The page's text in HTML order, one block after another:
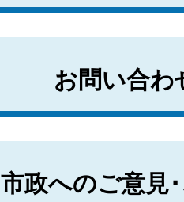
お問い合わ
市政へのご意見